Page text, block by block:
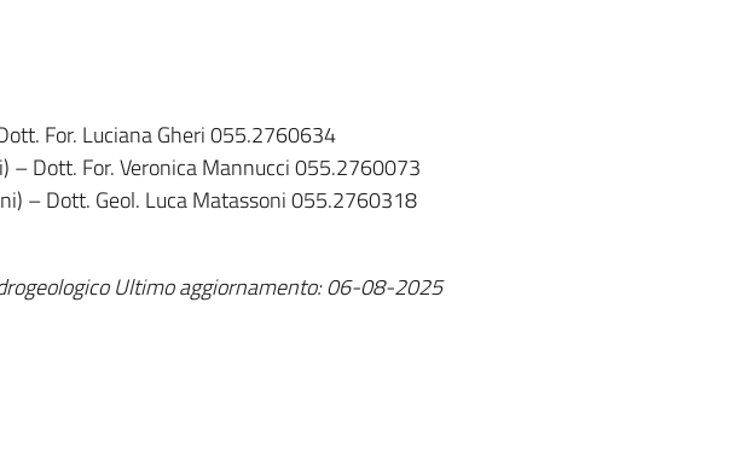
For. Luciana Gheri 055.2760634
– Dott. For. Veronica Mannucci 055.2760073
– Dott. Geol. Luca Matassoni 055.2760318
Ultimo aggiornamento: 06-08-2025